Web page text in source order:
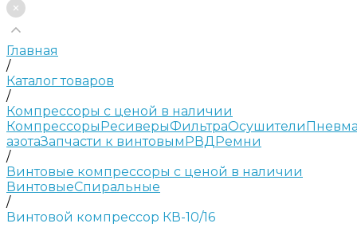
Главная
/
Каталог товаров
/
Компрессоры с ценой в наличии
КомпрессорыРесиверыФильтраОсушители
азотаЗапчасти к винтовымРВДРемни
/
Винтовые компрессоры с ценой в наличии
ВинтовыеСпиральные
/
Винтовой компрессор КВ-10/16